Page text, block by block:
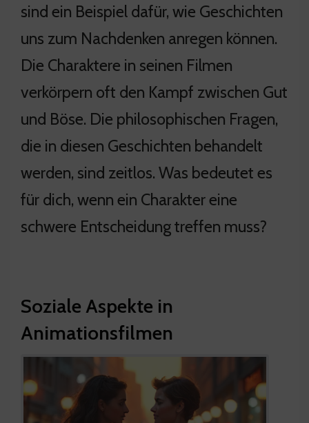
sind ein Beispiel dafür, wie Geschichten
uns zum Nachdenken anregen können.
Die Charaktere in seinen Filmen
verkörpern oft den Kampf zwischen Gut
und Böse. Die philosophischen Fragen,
die in diesen Geschichten behandelt
werden, sind zeitlos. Was bedeutet es
für dich, wenn ein Charakter eine
schwere Entscheidung treffen muss?
Soziale Aspekte in
Animationsfilmen